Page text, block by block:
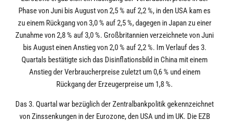
Phase von Juni bis August von 2,5 % auf 2,2 %, in den USA kam es
zu einem Rückgang von 3,0 % auf 2,5 %, dagegen in Japan zu einer
Zunahme von 2,8 % auf 3,0 %. Großbritannien verzeichnete von Juni
bis August einen Anstieg von 2,0 % auf 2,2 %. Im Verlauf des 3.
Quartals bestätigte sich das Disinflationsbild in China mit einem
Anstieg der Verbraucherpreise zuletzt um 0,6 % und einem
Rückgang der Erzeugerpreise um 1,8 %.
Das 3. Quartal war bezüglich der Zentralbankpolitik gekennzeichnet
von Zinssenkungen in der Eurozone, den USA und im UK. Die EZB